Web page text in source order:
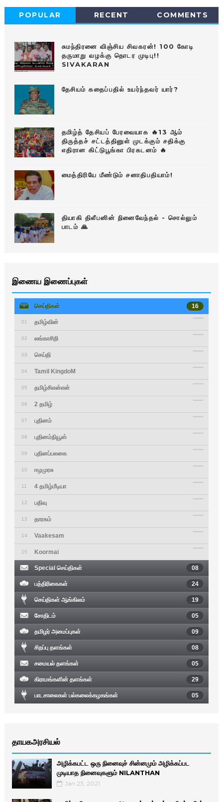
POPULAR RECENT COMMENTS
சுமந்திரனை விஞ்சிய சிவகரன்! 100 கோடி
தருமாறு வழக்கு தொடர முடிபு!!
SIVAKARAN
தேசியம் கதைப்பதில் உயர்ந்தவர் யார்?
தமிழ்த் தேசியப் பேரவையாக 🔥13 ஆம்
திருத்தச் சட்டத்தினுள் முடக்கும் சதிக்கு
எதிரான கிட்டுபூங்கா பிரகடனம் 🔥
மைத்திரியே மீண்டும் சனாதிபதியாம்!
தியாகி திலீபனின் நினைவேந்தல் - சொல்லும்
பாடம் 🙏
இணைய இணைப்புகள்
செய்திகள் 16
01 தமிழ்வின்
02 லங்காசிறி
03 செய்தி
04 Tamil KingdoM
05 தமிழ்சிஎன்என்
06 2 தமிழ்
07 புதினம்
08 புதினம்நியூஸ்
09 புதினப்பலகை
10 ஈழமுரசு
11 4 தமிழ்மீடியா
12 பதிவு
13 தாரகம்
14 Vaakesam
15 Koormai
Special செய்திகள் 08
பத்திரிகைகள் 24
செய்திகள் ஆங்கிலம் 19
சோதிடம் 05
தமிழர் அமைப்புகள் 09
சிறப்பு தளங்கள் 08
சமையல் தளங்கள் 05
கிராமங்களின் தளங்கள் 29
பாடசாலைகள் பல்கலைக்கழகங்கள் 05
தாயகஅரசியல்
அழிக்கபட்ட ஒரு நினைவுச் சின்னமும் அழிக்கப்பட
முடியாத நினைவுகளும் NILANTHAN
Jan 23, 2021